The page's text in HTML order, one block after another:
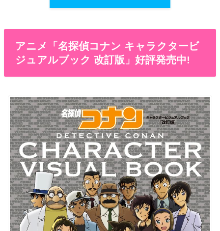
アニメ「名探偵コナン キャラクタービ
ジュアルブック 改訂版」好評発売中!